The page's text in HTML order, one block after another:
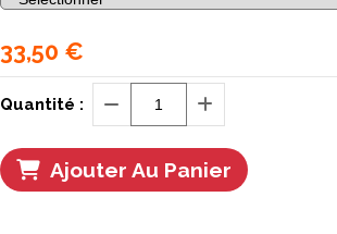
33,50 €
Quantité :
Ajouter Au Panier